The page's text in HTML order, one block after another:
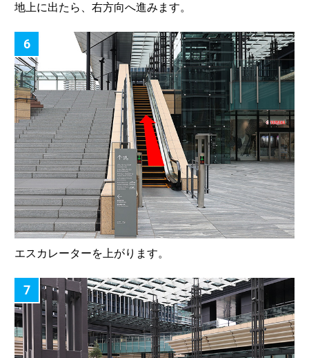
地上に出たら、右方向へ進みます。
6
エスカレーターを上がります。
7